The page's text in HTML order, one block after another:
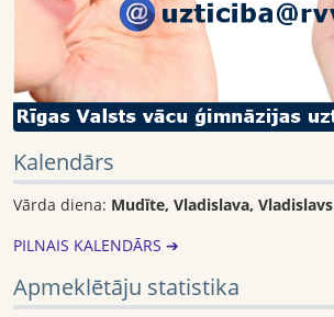
Kalendārs
Vārda diena: Mudīte, Vladislava, Vladislavs
PILNAIS KALENDĀRS ➔
Apmeklētāju statistika